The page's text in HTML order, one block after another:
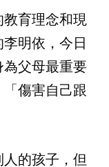
育理念和現
明依，今日
父母最重要
傷害自己跟
的孩子，但